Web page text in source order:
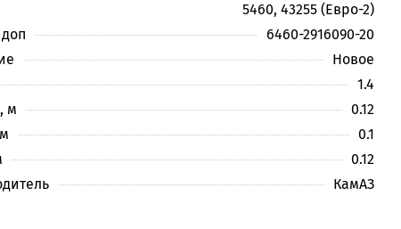
5460, 43255 (Евро-2)
6460-2916090-20
Новое
1.4
м
0.12
0.1
0.12
КамАЗ